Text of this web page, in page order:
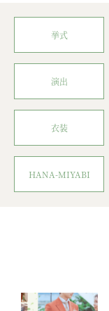
挙式
演出
衣装
HANA-MIYABI